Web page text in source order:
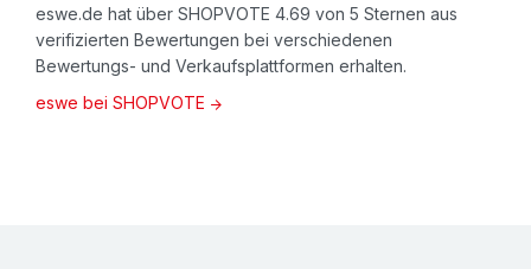
eswe.de hat über SHOPVOTE 4.69 von 5 Sternen aus
verifizierten Bewertungen bei verschiedenen
Bewertungs- und Verkaufsplattformen erhalten.
eswe bei SHOPVOTE